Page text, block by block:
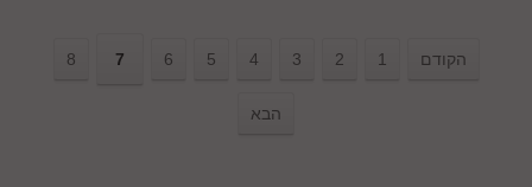
הקודם 1
2
3
4
5
6
7
8
הבא